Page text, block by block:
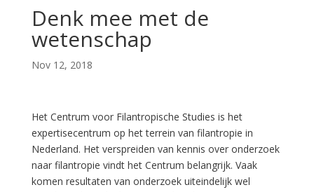
Denk mee met de
wetenschap
Nov 12, 2018
Het Centrum voor Filantropische Studies is het
expertisecentrum op het terrein van filantropie in
Nederland. Het verspreiden van kennis over onderzoek
naar filantropie vindt het Centrum belangrijk. Vaak
komen resultaten van onderzoek uiteindelijk wel